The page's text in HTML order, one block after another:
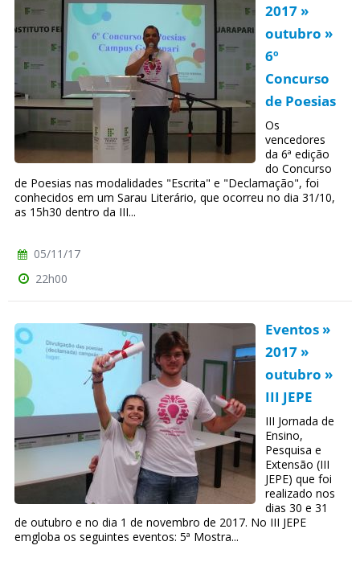
2017 »
outubro »
6º
Concurso
de Poesias
Os
vencedores
da 6ª edição
do Concurso
de Poesias nas modalidades "Escrita" e "Declamação", foi
conhecidos em um Sarau Literário, que ocorreu no dia 31/10,
as 15h30 dentro da III...
05/11/17
22h00
Eventos »
2017 »
outubro »
III JEPE
III Jornada de
Ensino,
Pesquisa e
Extensão (III
JEPE) que foi
realizado nos
dias 30 e 31
de outubro e no dia 1 de novembro de 2017. No III JEPE
emgloba os seguintes eventos: 5ª Mostra...